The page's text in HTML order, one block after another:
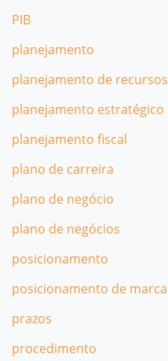
PIB
planejamento
planejamento de recursos
planejamento estratégico
planejamento fiscal
plano de carreira
plano de negócio
plano de negócios
posicionamento
posicionamento de marca
prazos
procedimento